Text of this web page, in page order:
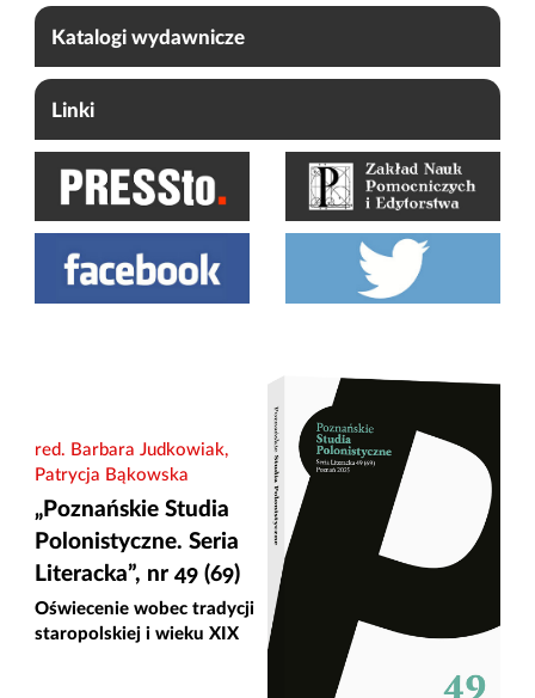
Katalogi wydawnicze
Linki
red. Barbara Judkowiak,
Patrycja Bąkowska
„Poznańskie Studia
Polonistyczne. Seria
Literacka”, nr 49 (69)
Oświecenie wobec tradycji
staropolskiej i wieku XIX